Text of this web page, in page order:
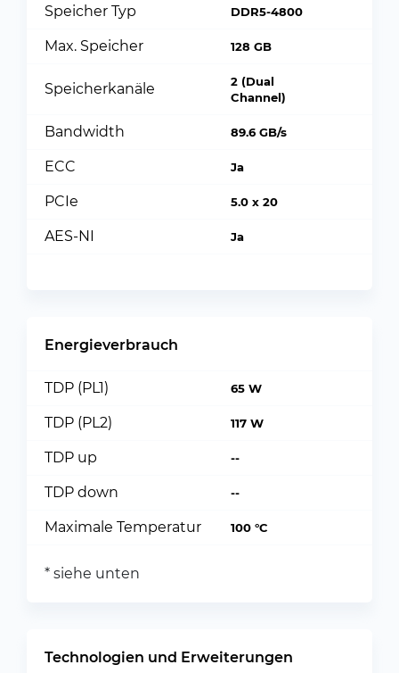
Speicher Typ DDR5-4800
Max. Speicher 128 GB
Speicherkanäle
2 (Dual
Channel)
Bandwidth 89.6 GB/s
ECC Ja
PCIe 5.0 x 20
AES-NI Ja
Energieverbrauch
TDP (PL1) 65 W
TDP (PL2) 117 W
TDP up --
TDP down --
Maximale Temperatur 100 °C
* siehe unten
Technologien und Erweiterungen